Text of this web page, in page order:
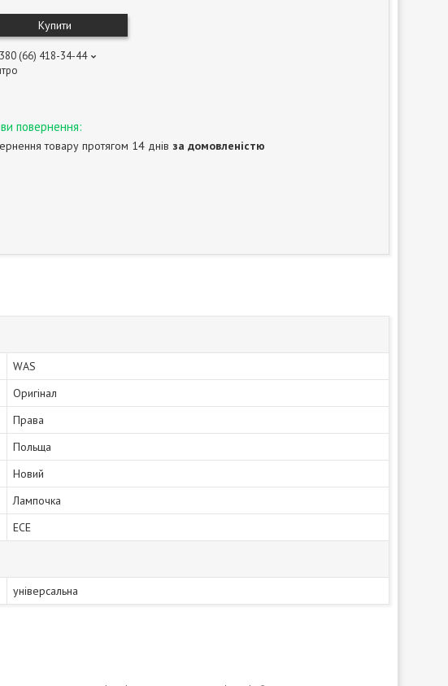
Купити
(66) 418-34-44
товару протягом 14 днів за домовленістю
WAS
Оригінал
Права
Польща
Новий
Лампочка
ECE
універсальна